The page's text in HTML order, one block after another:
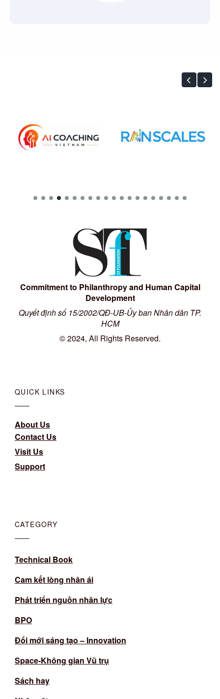
Commitment to Philanthropy and Human Capital
Development
Quyết định số 15/2002/QĐ-UB-Ủy ban Nhân dân TP.
HCM
© 2024, All Rights Reserved.
QUICK LINKS
About Us
Contact Us
Visit Us
Support
CATEGORY
Technical Book
Cam kết lòng nhân ái
Phát triển nguồn nhân lực
BPO
Đổi mới sáng tạo – Innovation
Space-Không gian Vũ trụ
Sách hay